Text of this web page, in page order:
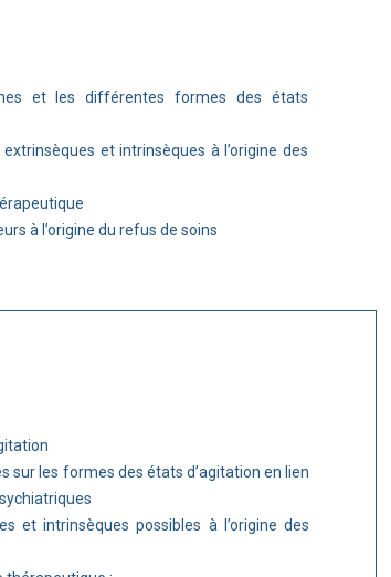
et les différentes formes des états
et intrinsèques à l’origine des
à l’origine du refus de soins
sur les formes des états d’agitation en lien
et intrinsèques possibles à l’origine des